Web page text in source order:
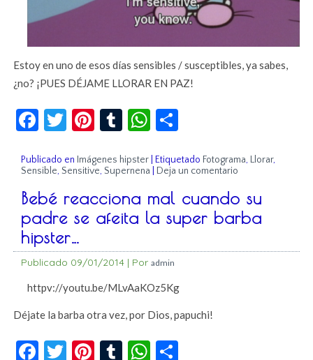
Estoy en uno de esos días sensibles / susceptibles, ya sabes,
¿no? ¡PUES DÉJAME LLORAR EN PAZ!
Facebook
Twitter
Pinterest
TumblrWhatsApp
Publicado en Imágenes hipster Etiquetado Fotograma, Llorar,
Sensible, Sensitive, Supernena Deja un comentario
Bebé reacciona mal cuando su
padre se afeita la super barba
hipster…
Publicado 09/01/2014 | Por admin
httpv://youtu.be/MLvAaKOz5Kg
Déjate la barba otra vez, por Dios, papuchi!
Facebook
Twitter
Pinterest
TumblrWhatsApp